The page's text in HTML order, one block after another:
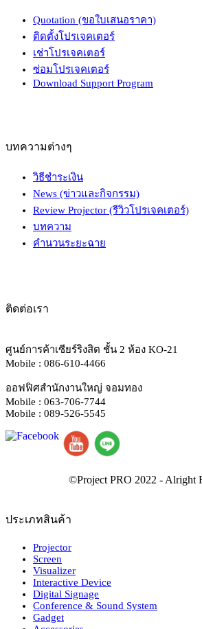
Quotation (ขอใบเสนอราคา)
ติดตั้งโปรเจคเตอร์
เช่าโปรเจคเตอร์
ซ่อมโปรเจคเตอร์
Download Support Program
บทความต่างๆ
วิธีชำระเงิน
News (ข่าวและกิจกรรม)
Review Projector (รีวิวโปรเจคเตอร์)
บทความ
คำนวนระยะฉาย
ติดต่อเรา
ศูนย์การค้าเซียร์ริงสิต ชั้น 2 ห้อง KO-21
Mobile : 086-610-4466
ออฟฟิศสำนักงานใหญ่ จอมทอง
Mobile : 063-706-7744
Mobile : 089-526-5545
ประเภทสินค้า
Projector
Screen
Visualizer
Interactive Device
Digital Signage
Conference & Sound System
Gadget